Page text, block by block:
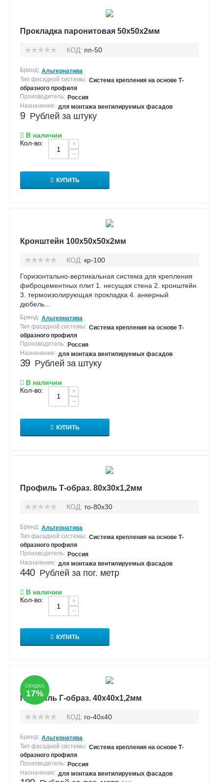
Прокладка паронитовая 50х50х2мм
КОД: пп-50
Бренд: Альтернатива
Тип фасадной системы: Система крепления на основе Т-
образного профиля
Производитель: Россия
Назначение: для монтажа вентилируемых фасадов
9 Рублей за штуку
В наличии
Кол-во:
+
−
КУПИТЬ
Кронштейн 100х50х50х2мм
КОД: кр-100
Горизонтально-вертикальная система для крепления
фиброцементных плит 1. несущая стена 2. кронштейн
3. термоизолирующая прокладка 4. анкерный
дюбель...
Бренд: Альтернатива
Тип фасадной системы: Система крепления на основе Т-
образного профиля
Производитель: Россия
Назначение: для монтажа вентилируемых фасадов
39 Рублей за штуку
В наличии
Кол-во:
+
−
КУПИТЬ
Профиль Т-образ. 80х30х1,2мм
КОД: то-80х30
Бренд: Альтернатива
Тип фасадной системы: Система крепления на основе Т-
образного профиля
Производитель: Россия
Назначение: для монтажа вентилируемых фасадов
440 Рублей за пог. метр
В наличии
Кол-во:
+
−
КУПИТЬ
СКИДКА
17%
Профиль Г-образ. 40х40х1,2мм
КОД: го-40х40
Бренд: Альтернатива
Тип фасадной системы: Система крепления на основе Т-
образного профиля
Производитель: Россия
Назначение: для монтажа вентилируемых фасадов